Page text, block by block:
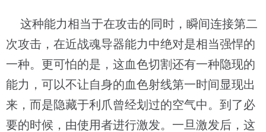
这种能力相当于在攻击的同时，瞬间连接第二
次攻击，在近战魂导器能力中绝对是相当强悍的
一种。更可怕的是，这血色切割还有一种隐现的
能力，可以不让自身的血色射线第一时间显现出
来，而是隐藏于利爪曾经划过的空气中。到了必
要的时候，由使用者进行激发。一旦激发后，这